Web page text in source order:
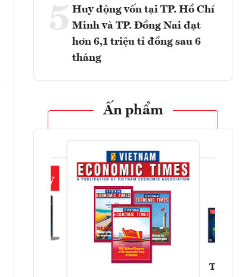
5 Huy động vốn tại TP. Hồ Chí
Minh và TP. Đồng Nai đạt
hơn 6,1 triệu tỉ đồng sau 6
tháng
Ấn phẩm
Tạp